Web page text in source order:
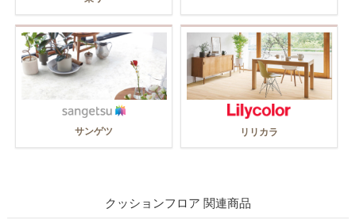
サンゲツ リリカラ
クッションフロア 関連商品